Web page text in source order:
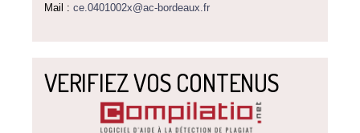
Mail : ce.0401002x@ac-bordeaux.fr
VERIFIEZ VOS CONTENUS